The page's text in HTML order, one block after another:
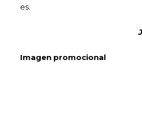
es.
Imagen promocional